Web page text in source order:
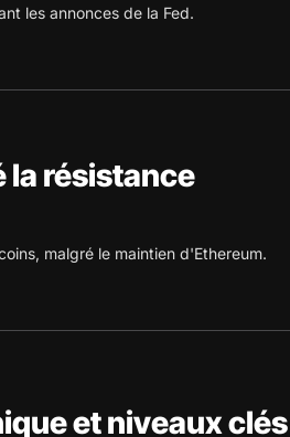
les annonces de la Fed.
la résistance
malgré le maintien d'Ethereum.
et niveaux clés